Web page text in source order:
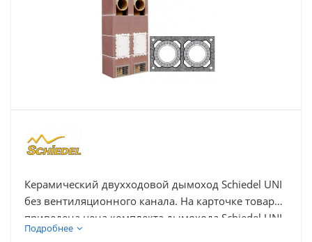
Керамический двухходовой дымоход Schiedel UNI
без вентиляционного канала. На карточке товара
приведена цена комплекта дымохода Schiedel UNI
из керамики с двумя дымоходными каналами без
Подробнее